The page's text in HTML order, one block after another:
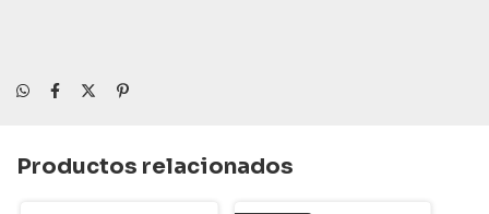
Productos relacionados